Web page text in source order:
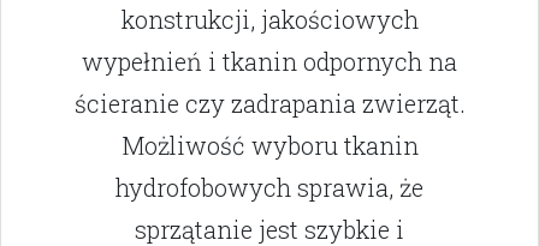
konstrukcji, jakościowych
wypełnień i tkanin odpornych na
ścieranie czy zadrapania zwierząt.
Możliwość wyboru tkanin
hydrofobowych sprawia, że
sprzątanie jest szybkie i